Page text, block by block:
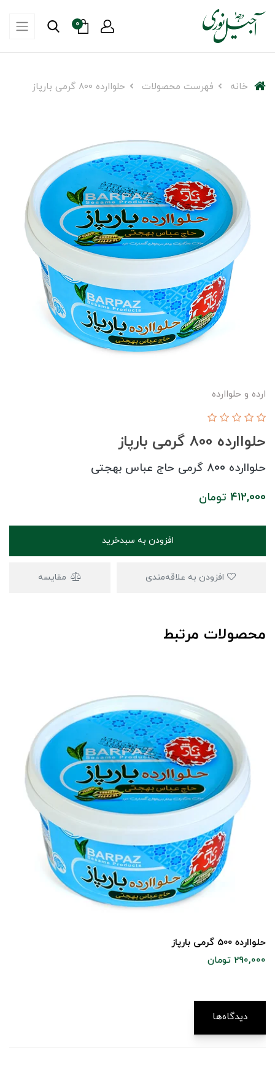
0
خانه فهرست محصولات حلواارده 800 گرمی بارپاز
ارده و حلواارده
حلواارده 800 گرمی بارپاز
حلواارده 800 گرمی حاج عباس بهجتی
412,000 تومان
افزودن به سبدخرید
مقایسه
محصولات مرتبط
حلواارده 500 گرمی بارپاز
290,000 تومان
دیدگاه‌ها